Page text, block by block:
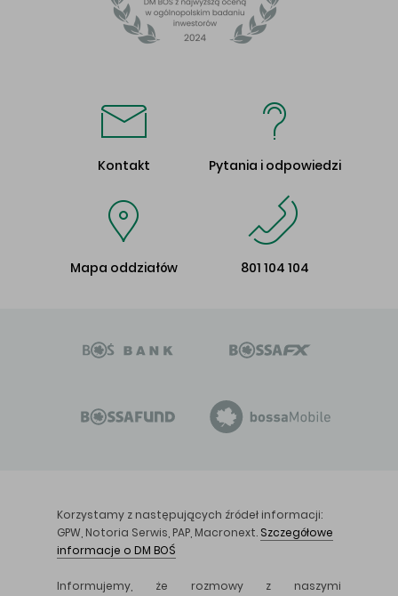
Kontakt Pytania i odpowiedzi
Mapa oddziałów 801 104 104
Korzystamy z następujących źródeł informacji:
GPW, Notoria Serwis, PAP, Macronext. Szczegółowe
informacje o DM BOŚ
Informujemy, że rozmowy z naszymi